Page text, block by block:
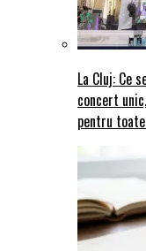
La Cluj: Ce
concert
pentru